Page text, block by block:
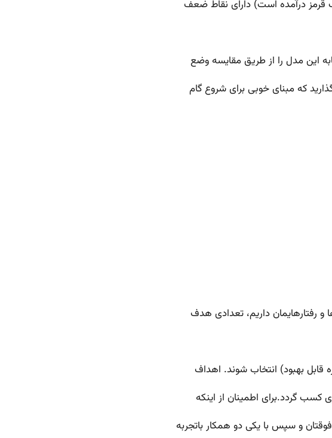
که مبنای خوبی برای شروع گام
رفتارهایمان داریم، تعدادی هدف
گردد.برای اطمینان از اینکه
و سپس با یکی دو همکار باتجربه